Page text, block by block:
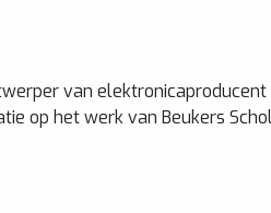
van elektronicaproducent
op het werk van Beukers